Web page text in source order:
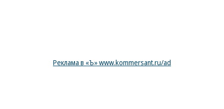
Реклама в «Ъ» www.kommersant.ru/ad